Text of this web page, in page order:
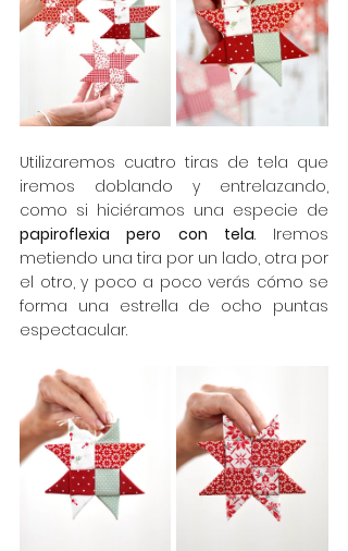
Utilizaremos cuatro tiras de tela que
iremos doblando y entrelazando,
papiroflexia pero con tela. Iremos
metiendo una tira por un lado, otra por
el otro, y poco a poco verás cómo se
forma una estrella de ocho puntas
espectacular.